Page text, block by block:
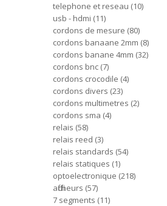
telephone et reseau 10
usb - hdmi 11
cordons de mesure 80
cordons banaane 2mm 8
cordons banane 4mm 32
cordons bnc 7
cordons crocodile 4
cordons divers 23
cordons multimetres 2
cordons sma 4
relais 58
relais reed 3
relais standards 54
relais statiques 1
optoelectronique 218
afficheurs 57
7 segments 11